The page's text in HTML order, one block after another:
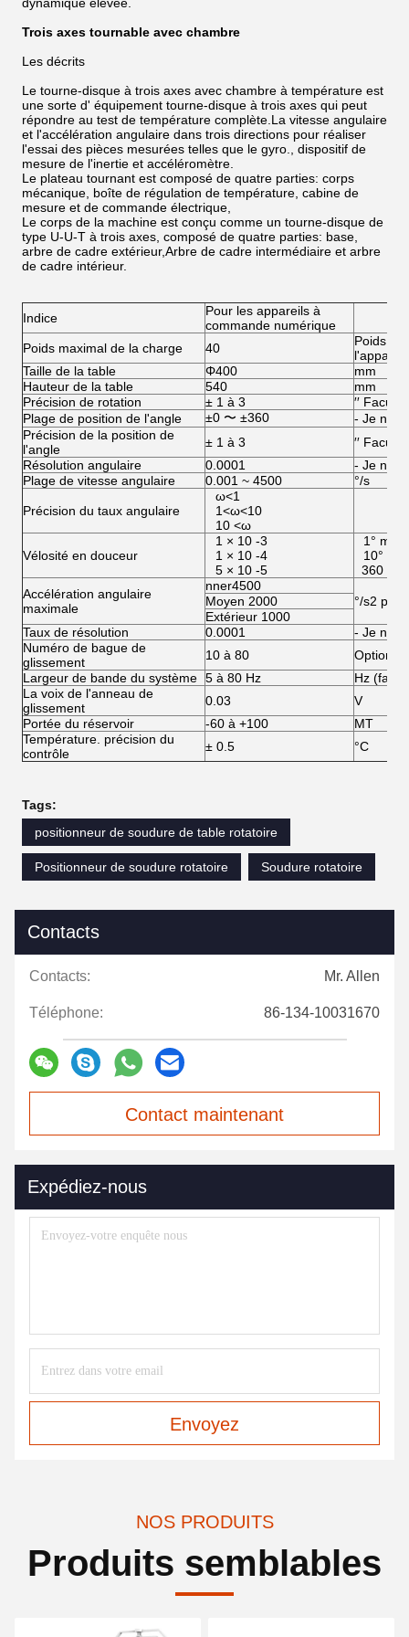
Trois axes tournable avec chambre
Les décrits
Le tourne-disque à trois axes avec chambre à température est
une sorte d' équipement tourne-disque à trois axes qui peut
répondre au test de température complète.La vitesse angulaire
et l'accélération angulaire dans trois directions pour réaliser
l'essai des pièces mesurées telles que le gyro., dispositif de
mesure de l'inertie et accéléromètre.
Le plateau tournant est composé de quatre parties: corps
mécanique, boîte de régulation de température, cabine de
mesure et de commande électrique,
Le corps de la machine est conçu comme un tourne-disque de
type U-U-T à trois axes, composé de quatre parties: base,
arbre de cadre extérieur,Arbre de cadre intermédiaire et arbre
de cadre intérieur.
Indice
Pour les appareils à
commande numérique
Poids maximal de la charge
40
Poids
l'appareil
Taille de la table
Φ400
mm
Hauteur de la table
540
mm
Précision de rotation
± 1 à 3
′′
Plage de position de l'angle
±0 〜 ±360
- Je ne
Précision de la position de
l'angle
± 1 à 3
′′
Résolution angulaire
0.0001
- Je ne
Plage de vitesse angulaire
0.001 ~ 4500 °/s
Précision du taux angulaire
ω<1
1<ω<10
10 <ω
Vélosité en douceur
1 × 10 -3
1 × 10 -4
5 × 10 -5
1°
10°
360 °
Accélération angulaire
maximale
nner4500
°/s2
Moyen 2000
Extérieur 1000
Taux de résolution
0.0001
- Je ne
Numéro de bague de
glissement
10 à 80
Optionnel
Largeur de bande du système 5 à 80 Hz
Hz
La voix de l'anneau de
glissement
0.03
V
Portée du réservoir
-60 à +100
MT
Température. précision du
contrôle
± 0.5 °C
Tags:
positionneur de soudure de table rotatoire
Positionneur de soudure rotatoire Soudure rotatoire
Contacts
Contacts: Mr. Allen
Téléphone: 86-134-10031670
Contact maintenant
Expédiez-nous
Envoyez
NOS PRODUITS
Produits semblables